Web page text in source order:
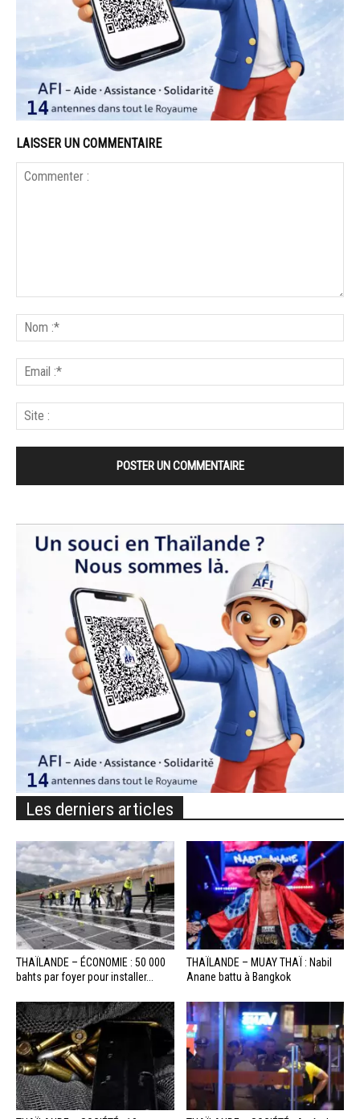
LAISSER UN COMMENTAIRE
Les derniers articles
THAÏLANDE – ÉCONOMIE : 50 000
bahts par foyer pour installer...
THAÏLANDE – MUAY THAÏ : Nabil
Anane battu à Bangkok